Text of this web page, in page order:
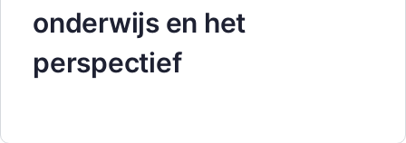
onderwijs en het
perspectief